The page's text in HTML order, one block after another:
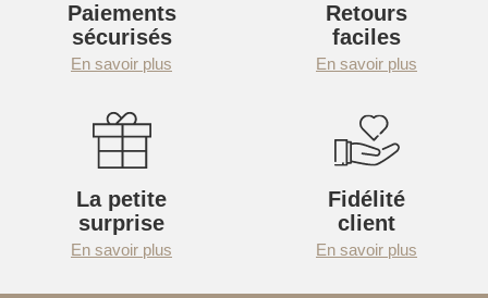
Paiements
sécurisés
En savoir plus
Retours
faciles
En savoir plus
La petite
surprise
En savoir plus
Fidélité
client
En savoir plus